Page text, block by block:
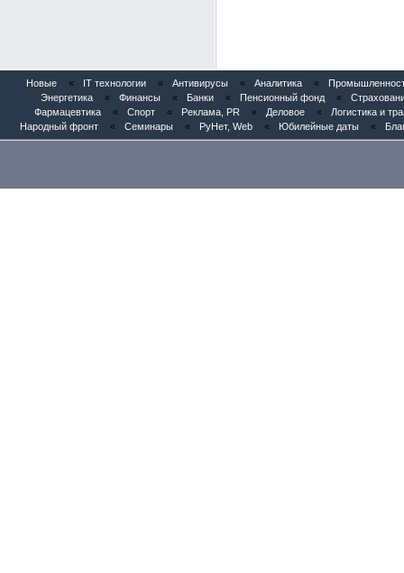
Новые « IT технологии « Антивирусы « Аналитика «
Энергетика
« Финансы « Банки « Пенсионный фонд «
Фармацевтика
« Спорт « Реклама, PR « Деловое «
Логистика и
Народный фронт
« Семинары « РуНет, Web « Юбилейные даты «